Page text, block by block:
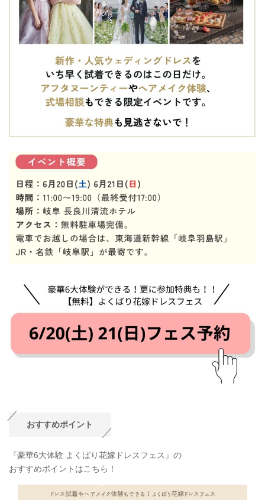
おすすめポイント
『豪華6大体験 よくばり花嫁ドレスフェス』の
おすすめポイントはこちら！